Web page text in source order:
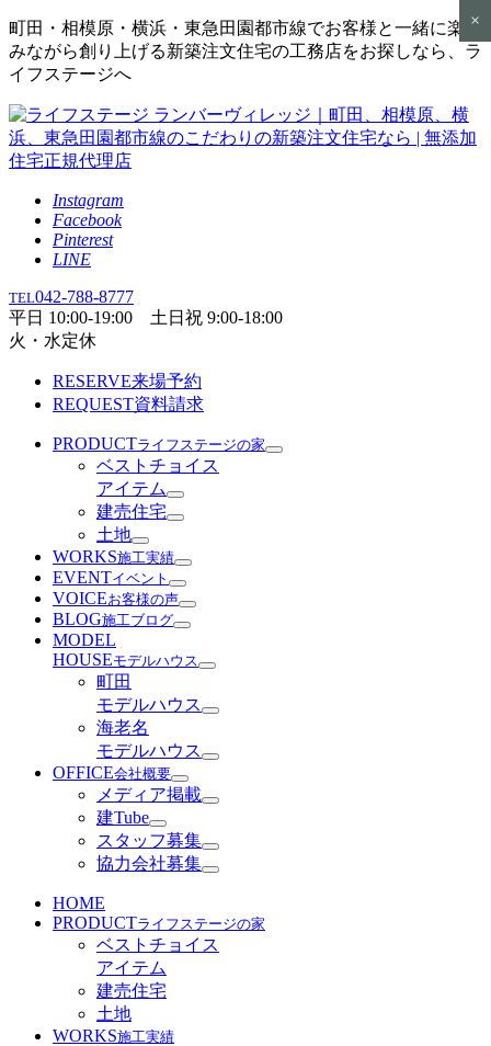
町田・相模原・横浜・東急田園都市線でお客様と一緒に楽し
みながら創り上げる新築注文住宅の工務店をお探しなら、ラ
イフステージへ
Instagram
Facebook
Pinterest
LINE
TEL042-788-8777
平日 10:00-19:00 土日祝 9:00-18:00
火・水定休
RESERVE来場予約
REQUEST資料請求
PRODUCTライフステージの家
ベストチョイス
アイテム
建売住宅
土地
WORKS施工実績
EVENTイベント
VOICEお客様の声
BLOG施工ブログ
MODEL
HOUSEモデルハウス
町田
モデルハウス
海老名
モデルハウス
OFFICE会社概要
メディア掲載
建Tube
スタッフ募集
協力会社募集
HOME
PRODUCTライフステージの家
ベストチョイス
アイテム
建売住宅
土地
WORKS施工実績
×